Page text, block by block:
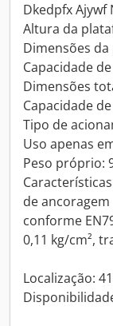
Dkedpfx Ajywf
Altura da
Dimensões da
Capacidade
Dimensões
Capacidade
Tipo de
Uso apenas
Peso próprio:
de
conforme
0,11 kg/cm²,
Localização: